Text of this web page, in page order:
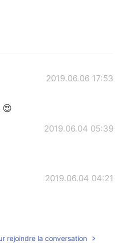
2019.06.06 17:53
😍
2019.06.04 05:39
2019.06.04 04:21
rejoindre la conversation